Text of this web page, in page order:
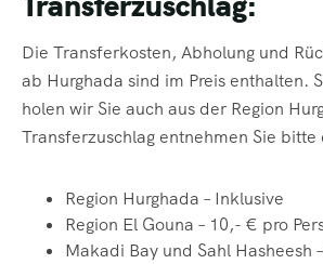
Die Transferkosten, Abholung und
ab Hurghada sind im Preis enthalten.
holen wir Sie auch aus der Region
Transferzuschlag entnehmen Sie
Region Hurghada – Inklusive
Region El Gouna – 10,- € pro
Makadi Bay und Sahl Hasheesh